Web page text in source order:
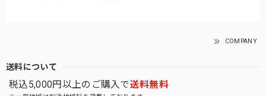
COMPANY
送料について
税込5,000円以上のご購入で送料無料